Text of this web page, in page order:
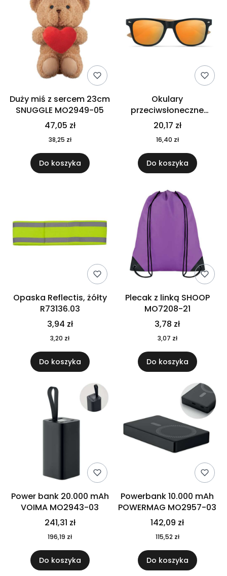
Duży miś z sercem 23cm
SNUGGLE MO2949-05
47,05 zł
38,25 zł
Do koszyka
Okulary
przeciwsłoneczne
CALIFORNIA TOUCH
MO9617-10
20,17 zł
16,40 zł
Do koszyka
Opaska Reflectis, żółty
R73136.03
3,94 zł
3,20 zł
Do koszyka
Plecak z linką SHOOP
MO7208-21
3,78 zł
3,07 zł
Do koszyka
Power bank 20.000 mAh
VOIMA MO2943-03
241,31 zł
196,19 zł
Do koszyka
Powerbank 10.000 mAh
POWERMAG MO2957-03
142,09 zł
115,52 zł
Do koszyka